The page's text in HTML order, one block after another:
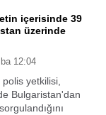
içerisinde 39
üzerinde
12:04
yetkilisi,
Bulgaristan'dan